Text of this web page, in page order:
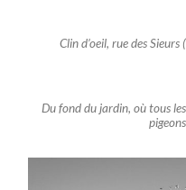
Clin d’oeil, rue des Sieurs
Du fond du jardin, où tous